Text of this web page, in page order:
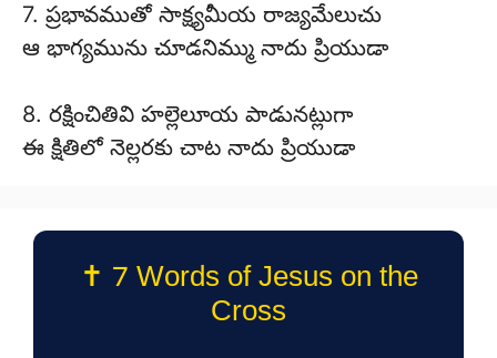
7. ప్రభావముతో సాక్ష్యమీయ రాజ్యమేలుచు
ఆ భాగ్యమును చూడనిమ్ము నాదు ప్రియుడా
8. రక్షించితివి హల్లెలూయ పాడునట్లుగా
ఈ క్షితిలో నెల్లరకు చాట నాదు ప్రియుడా
✝️ 7 Words of Jesus on the
Cross